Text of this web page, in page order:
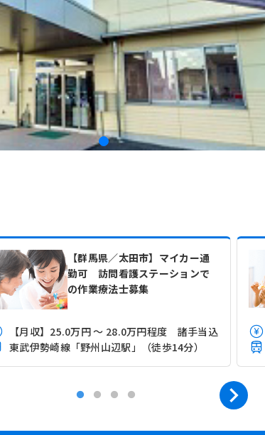
【群馬県／太田市】マイカー通
勤可 訪問看護ステーションで
の作業療法士募集
【月収】25.0万円 ～ 28.0万円程度 諸手当込
東武伊勢崎線「野州山辺駅」（徒歩14分）